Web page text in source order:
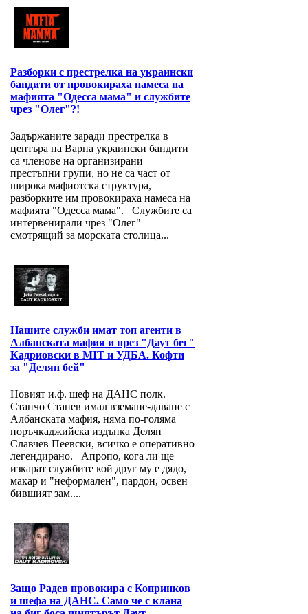
Разборки с престрелка на украински
бандити от провокираха намеса на
мафията "Одесса мама" и службите
чрез "Олег"?!
Задържаните заради престрелка в
центъра на Варна украински бандити
са членове на организирани
престъпни групи, но не са част от
широка мафиотска структура,
разборките им провокираха намеса на
мафията "Одесса мама". Службите са
интервенирали чрез "Олег"
смотрящий за морската столица...
Нашите служби имат топ агенти в
Албанската мафия и през "Даут бег"
Кадриовски в MIT и УДБА. Кофти
за "Делян бей"
Новият и.ф. шеф на ДАНС полк.
Станчо Станев имал вземане-даване с
Албанската мафия, няма по-голяма
поръчкаджийска издънка Делян
Славчев Пеевски, всичко е оперативно
легендирано. Апропо, кога ли ще
изкарат службите кой друг му е дядо,
макар и "неформален", пардон, освен
бившият зам....
Защо Радев провокира с Копринков
и шефа на ДАНС. Само че с клана